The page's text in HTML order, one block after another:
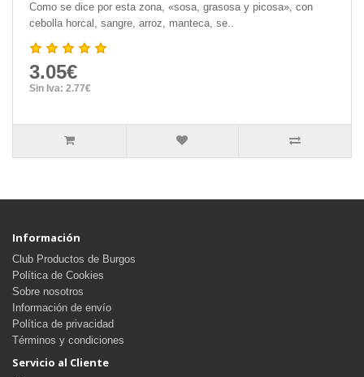
Como se dice por esta zona, «sosa, grasosa y picosa», con
cebolla horcal, sangre, arroz, manteca, se..
3.05€
Sin Iva: 2.77€
Información
Club Productos de Burgos
Política de Cookies
Sobre nosotros
Información de envío
Política de privacidad
Términos y condiciones
Servicio al Cliente